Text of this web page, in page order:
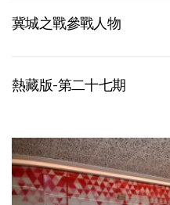
冀城之戰參戰人物
熱藏版-第二十七期